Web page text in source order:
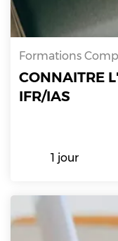
Formations
CONNAITRE
IFR/IAS
1 jour